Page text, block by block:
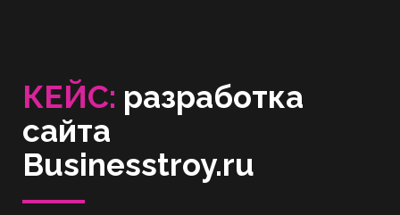
КЕЙС: разработка
сайта
Businesstroy.ru